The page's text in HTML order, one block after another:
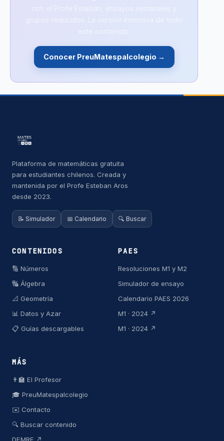
Conocer PreuMatespalcolegio →
Plataforma de matemáticas gratuita
para estudiantes chilenos. Creada y
mantenida por el Profe Esteban Aros
desde 2023.
📝 Simulador 📅 Calendario 🔍 Buscar
CONTENIDOS
🔢 Números
🔣 Álgebra
📐 Geometría
📊 Datos y Azar
📋 Guías descargables
PAES
Resoluciones M1 y M2
Simulador de ensayo
Calendario PAES 2026
M1 · 2024 ↗
M1 · 2024 ↗
MÁS
👨‍🏫 El Profesor
🎓 PreuMatespalcolegio
✉️ Contacto
🔍 Buscar contenido